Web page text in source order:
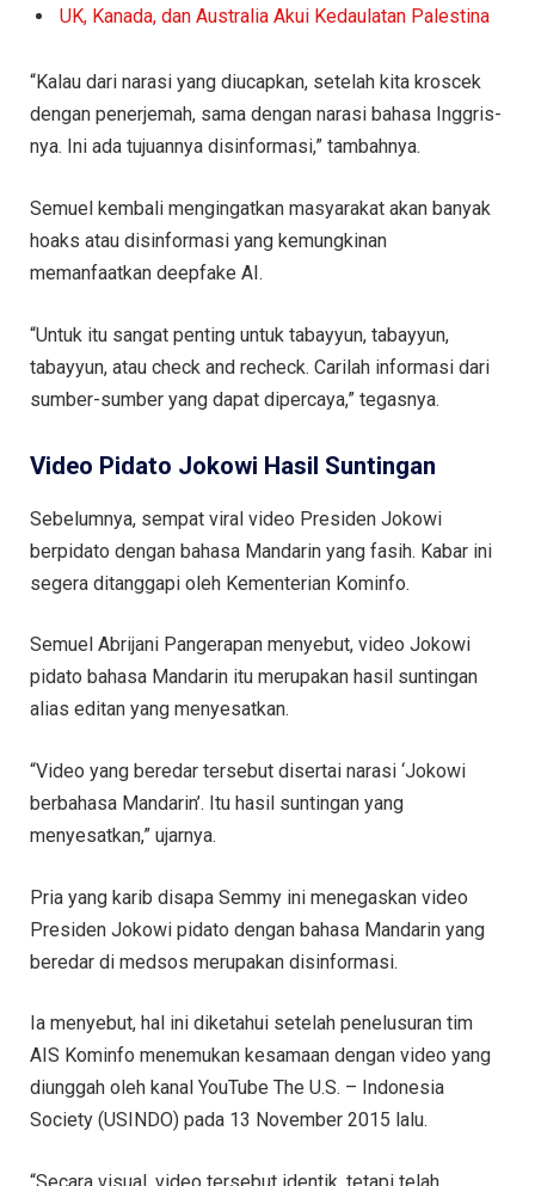
UK, Kanada, dan Australia Akui Kedaulatan Palestina
“Kalau dari narasi yang diucapkan, setelah kita kroscek
dengan penerjemah, sama dengan narasi bahasa Inggris-
nya. Ini ada tujuannya disinformasi,” tambahnya.
Semuel kembali mengingatkan masyarakat akan banyak
hoaks atau disinformasi yang kemungkinan
memanfaatkan deepfake AI.
“Untuk itu sangat penting untuk tabayyun, tabayyun,
tabayyun, atau check and recheck. Carilah informasi dari
sumber-sumber yang dapat dipercaya,” tegasnya.
Video Pidato Jokowi Hasil Suntingan
Sebelumnya, sempat viral video Presiden Jokowi
berpidato dengan bahasa Mandarin yang fasih. Kabar ini
segera ditanggapi oleh Kementerian Kominfo.
Semuel Abrijani Pangerapan menyebut, video Jokowi
pidato bahasa Mandarin itu merupakan hasil suntingan
alias editan yang menyesatkan.
“Video yang beredar tersebut disertai narasi ‘Jokowi
berbahasa Mandarin’. Itu hasil suntingan yang
menyesatkan,” ujarnya.
Pria yang karib disapa Semmy ini menegaskan video
Presiden Jokowi pidato dengan bahasa Mandarin yang
beredar di medsos merupakan disinformasi.
Ia menyebut, hal ini diketahui setelah penelusuran tim
AIS Kominfo menemukan kesamaan dengan video yang
diunggah oleh kanal YouTube The U.S. – Indonesia
Society (USINDO) pada 13 November 2015 lalu.